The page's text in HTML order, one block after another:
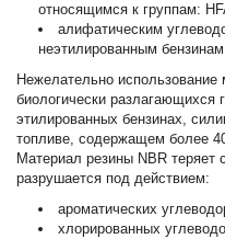
относящимся к группам:
алифатическим
неэтилированным
Нежелательно использование
биологически разлагающихся
этилированных бензинах,
топливе, содержащем более
Материал резины NBR
разрушается под действием:
ароматических
хлорированных